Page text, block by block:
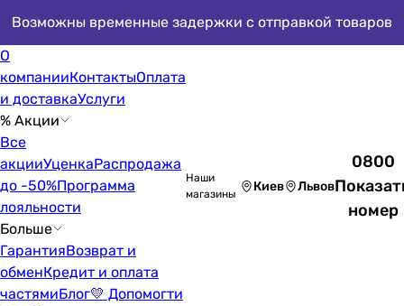
Возможны временные задержки с отправкой товаров
О
компанииКонтактыОплата
и доставкаУслуги
% Акции
Все
акцииУценкаРаспродажа
до -50%Программа
лояльности
Больше
ГарантияВозврат и
обменКредит и оплата
частямиБлог💛 Допомогти
Наши
магазины
Киев Львов
0800
номер